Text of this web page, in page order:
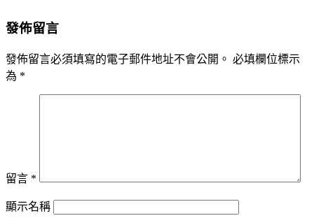
發佈留言
發佈留言必須填寫的電子郵件地址不會公開。 必填欄位標示
為 *
留言 *
顯示名稱